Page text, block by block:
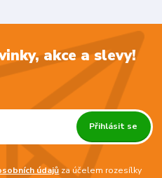
akce a slevy!
Přihlásit se
údajů za účelem rozesílky